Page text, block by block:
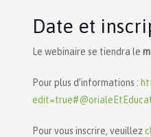
Date et
Le webinaire se tiendra le
Pour plus d’informations :
Pour vous inscrire, veuillez